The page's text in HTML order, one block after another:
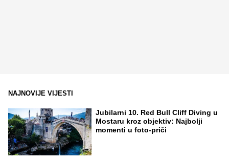
NAJNOVIJE VIJESTI
Jubilarni 10. Red Bull Cliff Diving u
Mostaru kroz objektiv: Najbolji
momenti u foto-priči